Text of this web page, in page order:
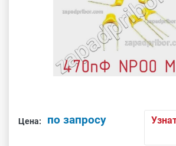
Цена: по запросу